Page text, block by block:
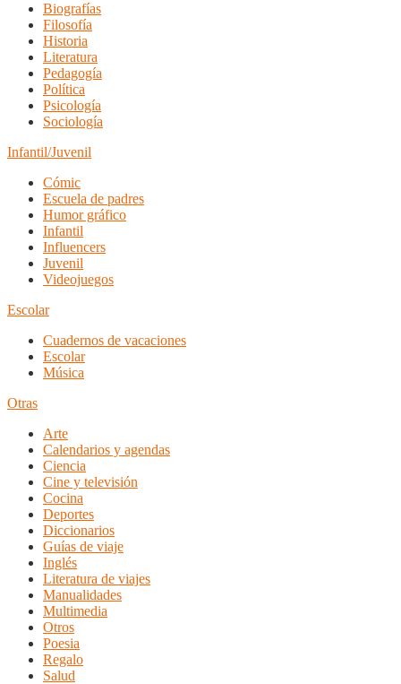
Biografías
Filosofía
Historia
Literatura
Pedagogía
Política
Psicología
Sociología
Infantil/Juvenil
Cómic
Escuela de padres
Humor gráfico
Infantil
Influencers
Juvenil
Videojuegos
Escolar
Cuadernos de vacaciones
Escolar
Música
Otras
Arte
Calendarios y agendas
Ciencia
Cine y televisión
Cocina
Deportes
Diccionarios
Guías de viaje
Inglés
Literatura de viajes
Manualidades
Multimedia
Otros
Poesia
Regalo
Salud